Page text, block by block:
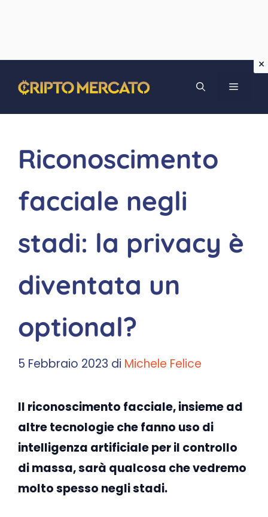
contenuto
MENU
Riconoscimento
facciale negli
stadi: la privacy è
diventata un
optional?
5 Febbraio 2023 di Michele Felice
Il riconoscimento facciale, insieme ad
altre tecnologie che fanno uso di
intelligenza artificiale per il controllo
di massa, sarà qualcosa che vedremo
molto spesso negli stadi.